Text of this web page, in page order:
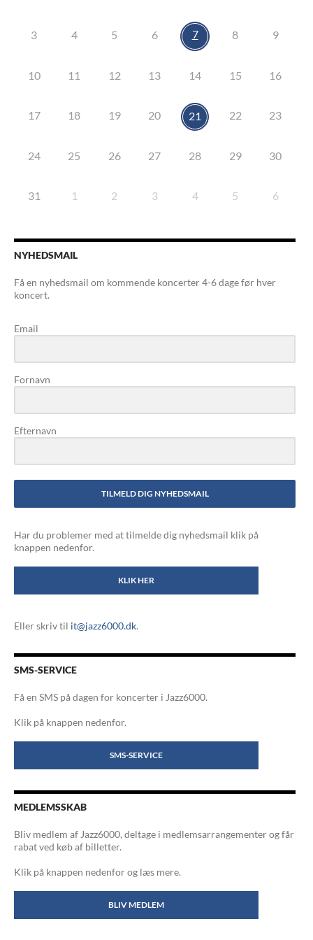
3 4 5 6 7 8 9
10 11 12 13 14 15 16
17 18 19 20 21 22 23
24 25 26 27 28 29 30
31 1 2 3 4 5 6
NYHEDSMAIL
Få en nyhedsmail om kommende koncerter 4-6 dage før hver
koncert.
Email
Fornavn
Efternavn
TILMELD DIG NYHEDSMAIL
Har du problemer med at tilmelde dig nyhedsmail klik på
knappen nedenfor.
KLIK HER
Eller skriv til it@jazz6000.dk.
SMS-SERVICE
Få en SMS på dagen for koncerter i Jazz6000.
Klik på knappen nedenfor.
SMS-SERVICE
MEDLEMSSKAB
Bliv medlem af Jazz6000, deltage i medlemsarrangementer og får
rabat ved køb af billetter.
Klik på knappen nedenfor og læs mere.
BLIV MEDLEM